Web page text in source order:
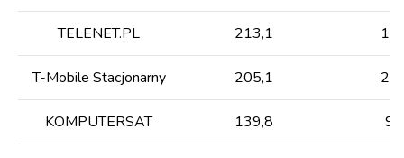
TELENET.PL 213,1
T-Mobile Stacjonarny 205,1
KOMPUTERSAT 139,8